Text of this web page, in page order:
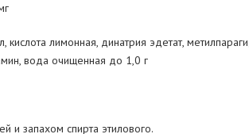
кислота лимонная, динатрия эдетат,
вода очищенная до 1,0 г
и запахом спирта этилового.